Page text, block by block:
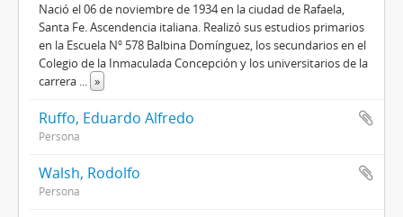
Nació el 06 de noviembre de 1934 en la ciudad de Rafaela,
Santa Fe. Ascendencia italiana. Realizó sus estudios primarios
en la Escuela Nº 578 Balbina Domínguez, los secundarios en el
Colegio de la Inmaculada Concepción y los universitarios de la
carrera ... »
Ruffo, Eduardo Alfredo
Persona
Walsh, Rodolfo
Persona